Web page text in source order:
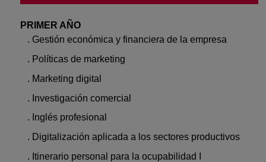
PRIMER AÑO
. Gestión económica y financiera de la empresa
. Políticas de marketing
. Marketing digital
. Investigación comercial
. Inglés profesional
. Digitalización aplicada a los sectores productivos
. Itinerario personal para la ocupabilidad I